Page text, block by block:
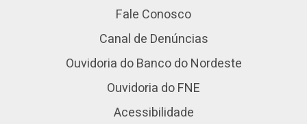
Fale Conosco
Canal de Denúncias
Ouvidoria do Banco do Nordeste
Ouvidoria do FNE
Acessibilidade